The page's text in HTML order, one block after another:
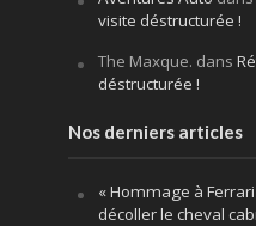
visite déstructurée !
The Maxque. dans
déstructurée !
Nos derniers articles
« Hommage à
décoller le cheval